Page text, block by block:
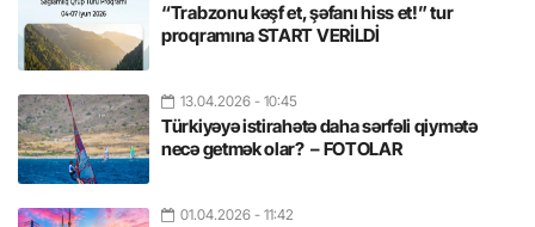
“Trabzonu kəşf et, şəfanı hiss et!” tur
proqramına START VERİLDİ
13.04.2026 - 10:45
Türkiyəyə istirahətə daha sərfəli qiymətə
necə getmək olar? – FOTOLAR
01.04.2026 - 11:42